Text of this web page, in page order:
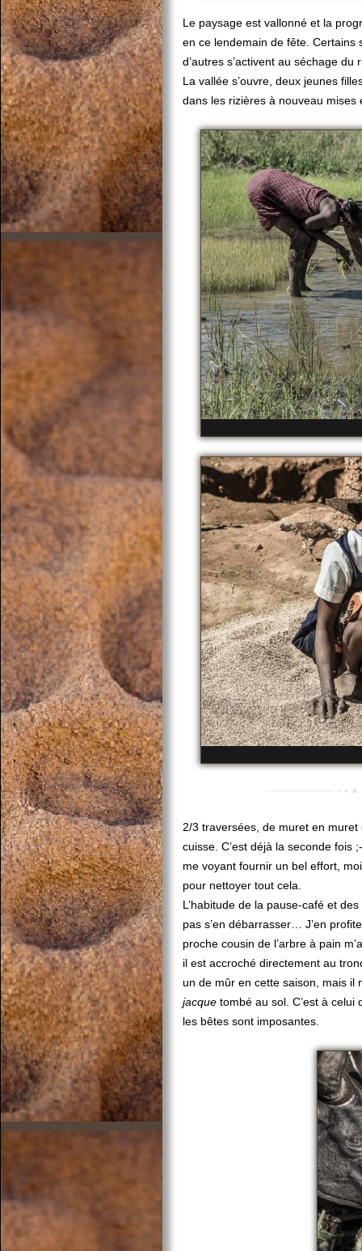
Le paysage est vallonné et la
en ce lendemain de fête. Certains
d’autres s’activent au séchage
La vallée s’ouvre, deux jeunes
dans les rizières à nouveau
2/3 traversées, de muret en muret
cuisse. C’est déjà la seconde fois
me voyant fournir un bel effort,
pour nettoyer tout cela.
L’habitude de la pause-café et des
pas s’en débarrasser… J’en
proche cousin de l’arbre à pain
il est accroché directement au
un de mûr en cette saison, mais il
jacque tombé au sol. C’est à celui
les bêtes sont imposantes.